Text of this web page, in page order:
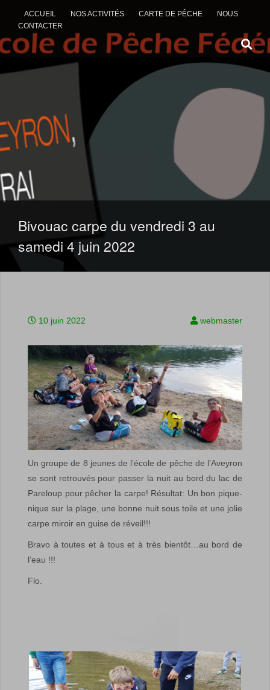
ACCUEIL NOS ACTIVITÉS CARTE DE PÊCHE
NOUS
CONTACTER
ALLER AU CONTENU
Bivouac carpe du vendredi 3 au
samedi 4 juin 2022
10 juin 2022 webmaster
Un groupe de 8 jeunes de l’école de pêche de l’Aveyron
se sont retrouvés pour passer la nuit au bord du lac de
Pareloup pour pêcher la carpe! Résultat: Un bon pique-
nique sur la plage, une bonne nuit sous toile et une jolie
carpe miroir en guise de réveil!!!
Bravo à toutes et à tous et à très bientôt…au bord de
l’eau !!!
Flo.